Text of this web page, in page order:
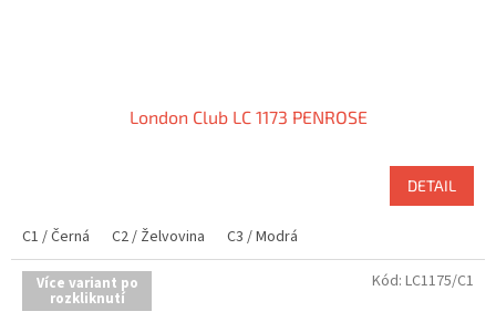
London Club LC 1173 PENROSE
DETAIL
C1 / Černá C2 / Želvovina C3 / Modrá
Více variant po
rozkliknutí
Kód: LC1175/C1